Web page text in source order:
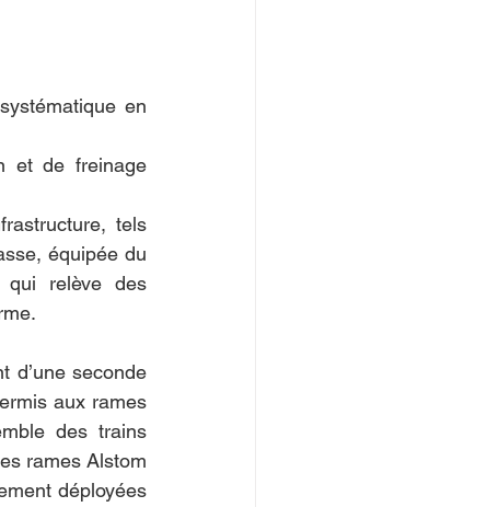
en
et de freinage
tels
équipée du
qui relève des
d’une seconde
aux rames
des trains
rames Alstom
déployées